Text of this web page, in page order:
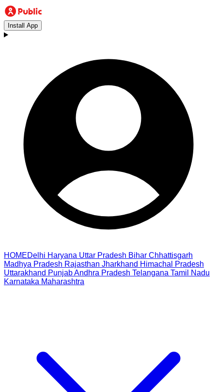
Install App
HOMEDelhi Haryana Uttar Pradesh Bihar Chhattisgarh
Madhya Pradesh Rajasthan Jharkhand Himachal Pradesh
Uttarakhand PunjabAndhra Pradesh Telangana Tamil Nadu
Karnataka Maharashtra